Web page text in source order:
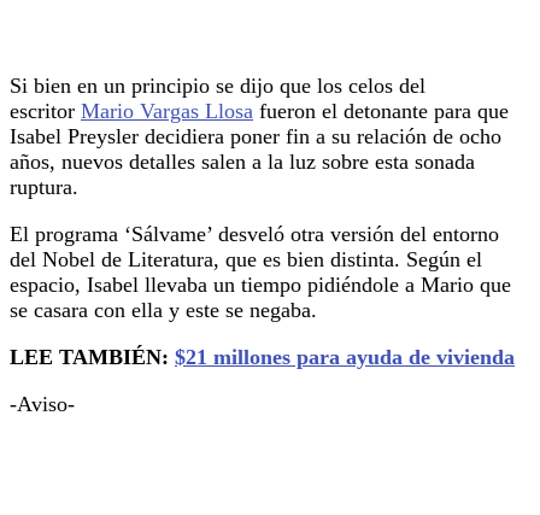
Si bien en un principio se dijo que los celos del
escritor Mario Vargas Llosa fueron el detonante para que
Isabel Preysler decidiera poner fin a su relación de ocho
años, nuevos detalles salen a la luz sobre esta sonada
ruptura.
El programa ‘Sálvame’ desveló otra versión del entorno
del Nobel de Literatura, que es bien distinta. Según el
espacio, Isabel llevaba un tiempo pidiéndole a Mario que
se casara con ella y este se negaba.
LEE TAMBIÉN: $21 millones para ayuda de vivienda
-Aviso-